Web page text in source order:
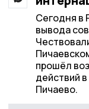
Сегодня в
вывода
прошёл
действий
Пичаево.